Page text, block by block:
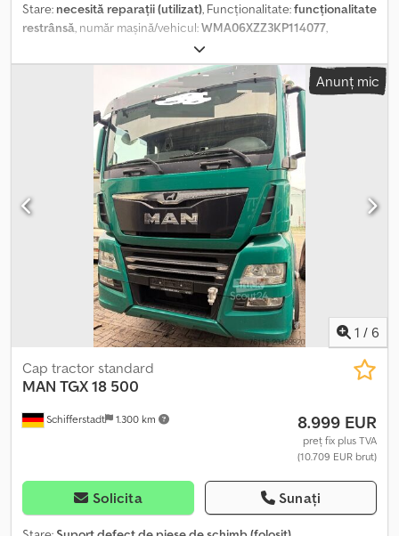
Stare: necesită reparații (utilizat), Funcționalitate:funcționalitate
restrânsă, număr mașină/vehicul:WMA06XZZ3KP114077,
, prima înmatriculare:
goală:7.383 kg, dimensiunea anvelopei:305/70 22.5, starea
70 procent, configurație ax:2 axe, ampatament:
, combustibil:motorină, capacitatea rezervorului de
1.160 l, frâne:frânare de motor, culoare:
automat, clasă de emisii: Euro 6, suspensie:
număr de paturi:2 , An de fabricație:2018, Dotări:ABS, AdBlue,
EBS (Sistem de frânare electronic), Port USB, Tahograf, aer
condiționat, aparat de aer condiționat de parcare, computer
de bord, filtru de particule, frigider, oglindă electrică, pilot
automat de viteză, rezervor secundar de combustibil,
servodirecție, sistem de navigație, închidere centralizată,
încălzitor staționar, Motor defect. Djdpfx Amsy T R Hze Eeck
Anunț mic
1 / 6
Schifferstadt 1.300 km
Cap tractor standard
MAN TGX 18 500
8.999 EUR
preț fix plus TVA
(10.709 EUR brut)
Solicita Sunați